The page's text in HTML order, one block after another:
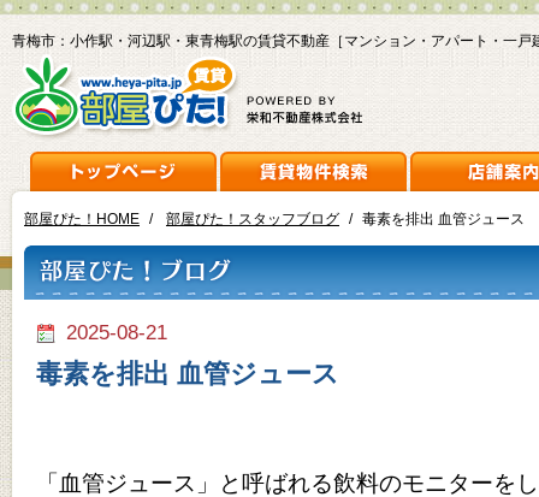
青梅市：小作駅・河辺駅・東青梅駅の賃貸不動産［マンション・アパート・一戸
部屋ぴた！HOME / 部屋ぴた！スタッフブログ / 毒素を排出 血管ジュース
2025-08-21
毒素を排出 血管ジュース
「血管ジュース」と呼ばれる飲料のモニターを